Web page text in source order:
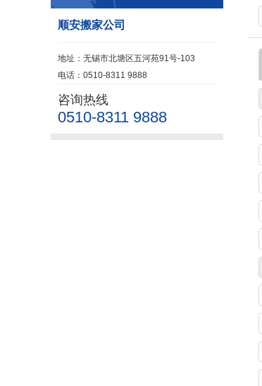
顺安搬家公司
地址：无锡市北塘区五河苑91号-103
电话：0510-8311 9888
咨询热线
0510-8311 9888